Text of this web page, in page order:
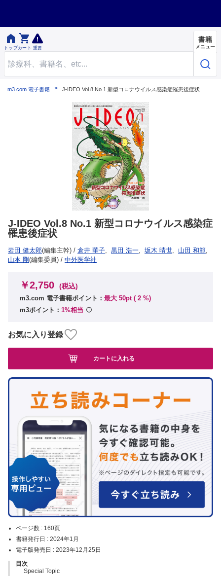

トップ

カート 重要
書籍
メニュー
m3.com 電子書籍 J-IDEO Vol.8 No.1 新型コロナウイルス感染症罹患後症状
J-IDEO Vol.8 No.1 新型コロナウイルス感染症
罹患後症状
岩田 健太郎(編集主幹) / 倉井 華子, 黒田 浩一, 坂木 晴世, 山田 和範,
山本 剛(編集委員) / 中外医学社
ページ数 : 160頁
書籍発行日 : 2024年1月
電子版発売日 : 2023年12月25日
目次
Special Topic
￥2,750 (税込)
m3.com 電子書籍ポイント： 最大 50pt ( 2 %)
m3ポイント： 1%相当
お気に入り登録
カートに入れる